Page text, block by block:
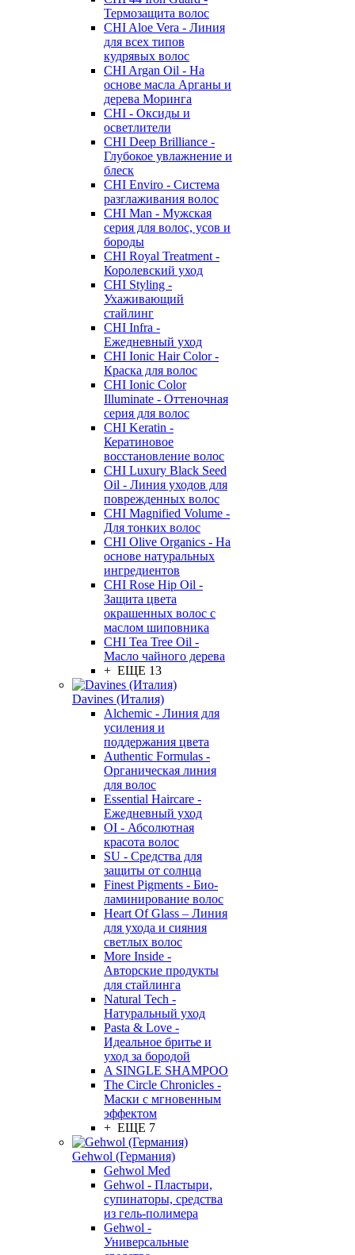
Термозащита волос
CHI Aloe Vera - Линия
для всех типов
кудрявых волос
CHI Argan Oil - На
основе масла Арганы и
дерева Моринга
CHI - Оксиды и
осветлители
CHI Deep Brilliance -
Глубокое увлажнение и
блеск
CHI Enviro - Система
разглаживания волос
CHI Man - Мужская
серия для волос, усов и
бороды
CHI Royal Treatment -
Королевский уход
CHI Styling -
Ухаживающий
стайлинг
CHI Infra -
Ежедневный уход
CHI Ionic Hair Color -
Краска для волос
CHI Ionic Color
Illuminate - Оттеночная
серия для волос
CHI Keratin -
Кератиновое
восстановление волос
CHI Luxury Black Seed
Oil - Линия уходов для
поврежденных волос
CHI Magnified Volume -
Для тонких волос
CHI Olive Organics - На
основе натуральных
ингредиентов
CHI Rose Hip Oil -
Защита цвета
окрашенных волос с
маслом шиповника
CHI Tea Tree Oil -
Масло чайного дерева
+ ЕЩЕ 13
Davines (Италия)
Alchemic - Линия для
усиления и
поддержания цвета
Authentic Formulas -
Органическая линия
для волос
Essential Haircare -
Eжедневный уход
OI - Абсолютная
красота волос
SU - Средства для
защиты от солнца
Finest Pigments - Био-
ламинирование волос
Heart Of Glass – Линия
для ухода и сияния
светлых волос
More Inside -
Авторские продукты
для стайлинга
Natural Tech -
Натуральный уход
Pasta & Love -
Идеальное бритье и
уход за бородой
A SINGLE SHAMPOO
The Circle Chronicles -
Маски с мгновенным
эффектом
+ ЕЩЕ 7
Gehwol (Германия)
Gehwol Med
Gehwol - Пластыри,
супинаторы, средства
из гель-полимера
Gehwol -
Универсальные